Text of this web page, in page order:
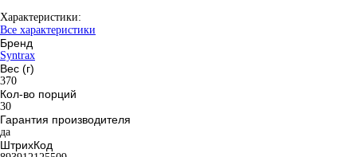
Характеристики:
Все характеристики
Бренд
Syntrax
Вес (г)
370
Кол-во порций
30
Гарантия производителя
да
ШтрихКод